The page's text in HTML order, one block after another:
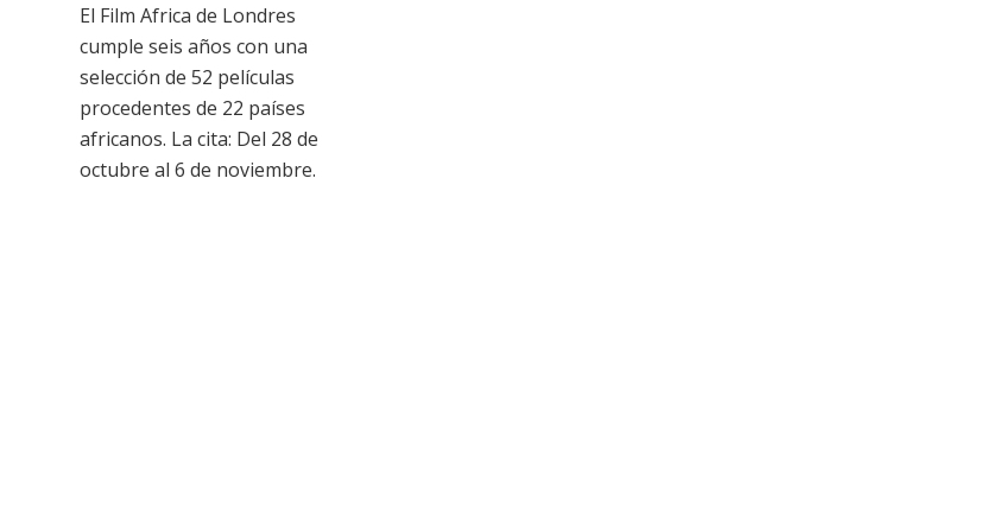
El Film Africa de Londres
cumple seis años con una
selección de 52 películas
procedentes de 22 países
africanos. La cita: Del 28 de
octubre al 6 de noviembre.